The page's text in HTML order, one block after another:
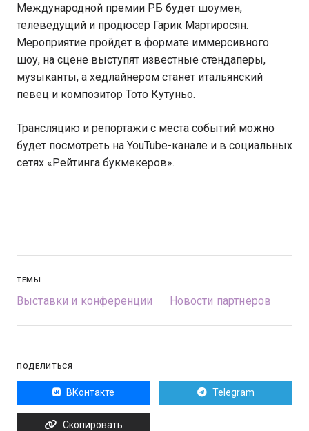
Международной премии РБ будет шоумен,
телеведущий и продюсер Гарик Мартиросян.
Мероприятие пройдет в формате иммерсивного
шоу, на сцене выступят известные стендаперы,
музыканты, а хедлайнером станет итальянский
певец и композитор Тото Кутуньо.
Трансляцию и репортажи с места событий можно
будет посмотреть на YouTube-канале и в социальных
сетях «Рейтинга букмекеров».
ТЕМЫ
Выставки и конференции Новости партнеров
ПОДЕЛИТЬСЯ
ВКонтакте Telegram
Скопировать